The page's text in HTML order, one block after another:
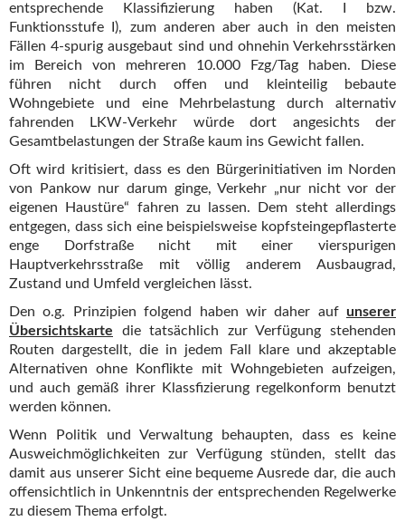
entsprechende Klassifizierung haben (Kat. I bzw.
Funktionsstufe I), zum anderen aber auch in den meisten
Fällen 4-spurig ausgebaut sind und ohnehin Verkehrsstärken
im Bereich von mehreren 10.000 Fzg/Tag haben. Diese
führen nicht durch offen und kleinteilig bebaute
Wohngebiete und eine Mehrbelastung durch alternativ
fahrenden LKW-Verkehr würde dort angesichts der
Gesamtbelastungen der Straße kaum ins Gewicht fallen.
Oft wird kritisiert, dass es den Bürgerinitiativen im Norden
von Pankow nur darum ginge, Verkehr „nur nicht vor der
eigenen Haustüre“ fahren zu lassen. Dem steht allerdings
entgegen, dass sich eine beispielsweise kopfsteingepflasterte
enge Dorfstraße nicht mit einer vierspurigen
Hauptverkehrsstraße mit völlig anderem Ausbaugrad,
Zustand und Umfeld vergleichen lässt.
Den o.g. Prinzipien folgend haben wir daher auf unserer
Übersichtskarte die tatsächlich zur Verfügung stehenden
Routen dargestellt, die in jedem Fall klare und akzeptable
Alternativen ohne Konflikte mit Wohngebieten aufzeigen,
und auch gemäß ihrer Klassfizierung regelkonform benutzt
werden können.
Wenn Politik und Verwaltung behaupten, dass es keine
Ausweichmöglichkeiten zur Verfügung stünden, stellt das
damit aus unserer Sicht eine bequeme Ausrede dar, die auch
offensichtlich in Unkenntnis der entsprechenden Regelwerke
zu diesem Thema erfolgt.